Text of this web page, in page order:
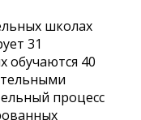
школах
31
обучаются 40
процесс